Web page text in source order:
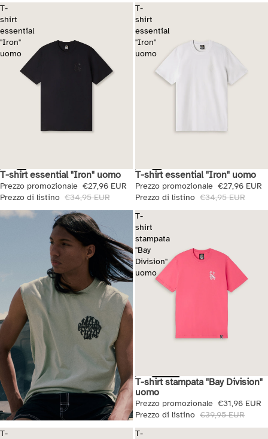
T-
shirt
essential
"Iron"
uomo
Saldi
T-shirt essential "Iron" uomo
Prezzo promozionale €27,96 EUR
Prezzo di listino €34,95 EUR
T-
shirt
essential
"Iron"
uomo
Saldi
T-shirt essential "Iron" uomo
Prezzo promozionale €27,96 EUR
Prezzo di listino €34,95 EUR
T-
shirt
stampata
"Bay
Division"
uomo
Saldi
T-shirt stampata "Bay Division"
uomo
Prezzo promozionale €31,96 EUR
Prezzo di listino €39,95 EUR
T-
T-